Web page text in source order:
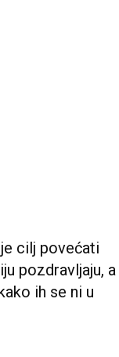
cilj povećati
pozdravljaju, a
ih se ni u